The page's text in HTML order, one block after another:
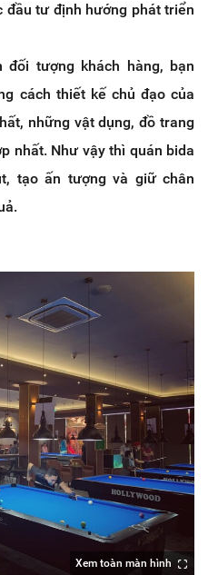
đầu tư định hướng phát triển
tượng khách hàng, bạn
cách thiết kế chủ đạo của
những vật dụng, đồ trang
nhất. Như vậy thì quán bida
tạo ấn tượng và giữ chân
Xem toàn màn hình